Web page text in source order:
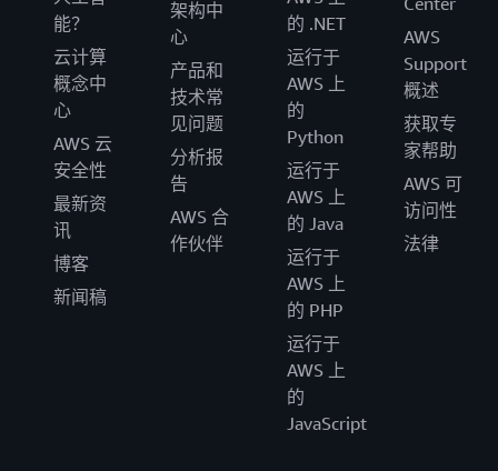
能？
云计算
概念中
心
AWS 云
安全性
最新资
讯
博客
新闻稿
架构中
心
产品和
技术常
见问题
分析报
告
AWS 合
作伙伴
的 .NET
运行于
AWS 上
的
Python
运行于
AWS 上
的 Java
运行于
AWS 上
的 PHP
运行于
AWS 上
的
JavaScript
AWS
Support
概述
获取专
家帮助
AWS 可
访问性
法律